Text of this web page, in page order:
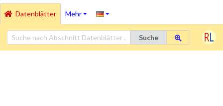
Datenblätter Mehr
Suche